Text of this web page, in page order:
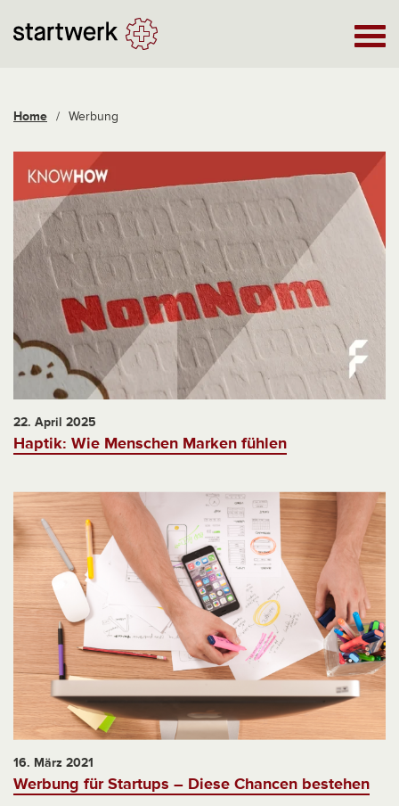
Home / Werbung
22. April 2025
Haptik: Wie Menschen Marken fühlen
16. März 2021
Werbung für Startups – Diese Chancen bestehen